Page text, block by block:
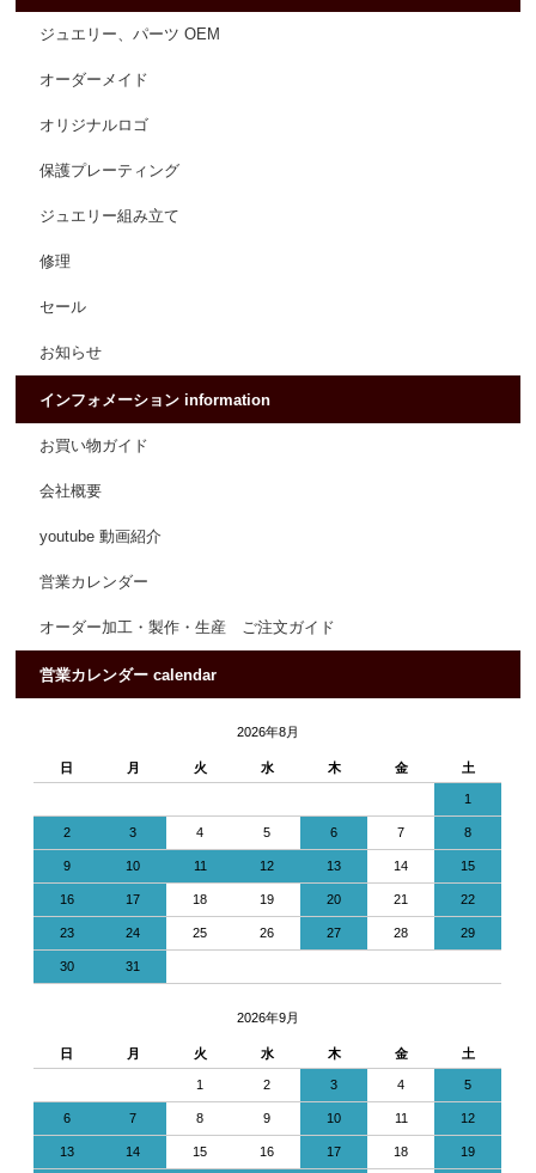
ジュエリー、パーツ OEM
オーダーメイド
オリジナルロゴ
保護プレーティング
ジュエリー組み立て
修理
セール
お知らせ
インフォメーション information
お買い物ガイド
会社概要
youtube 動画紹介
営業カレンダー
オーダー加工・製作・生産 ご注文ガイド
営業カレンダー calendar
2026年8月
日 月 火 水 木 金 土
1
2 3 4 5 6 7 8
9 10 11 12 13 14 15
16 17 18 19 20 21 22
23 24 25 26 27 28 29
30 31
2026年9月
日 月 火 水 木 金 土
1 2 3 4 5
6 7 8 9 10 11 12
13 14 15 16 17 18 19